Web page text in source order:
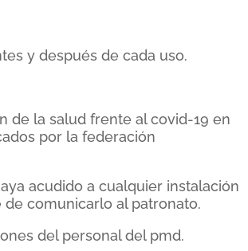
y después de cada uso.
de la salud frente al covid-19 en
por la federación
acudido a cualquier instalación
comunicarlo al patronato.
del personal del pmd.